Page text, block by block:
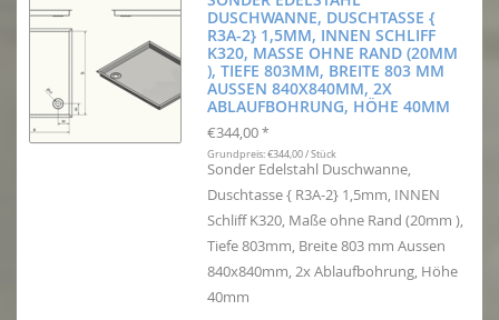
DUSCHWANNE, DUSCHTASSE {
R3A-2} 1,5MM, INNEN SCHLIFF
K320, MASSE OHNE RAND (20MM )
, TIEFE 803MM, BREITE 803 MM A
USSEN 840X840MM, 2X A
BLAUFBOHRUNG, HÖHE 40MM
€344,00 *
Grundpreis: €344,00 / Stück
Sonder Edelstahl Duschwanne,
Duschtasse { R3A-2} 1,5mm, INNEN
Schliff K320, Maße ohne Rand (20mm ),
Tiefe 803mm, Breite 803 mm Aussen
840x840mm, 2x Ablaufbohrung, Höhe
40mm